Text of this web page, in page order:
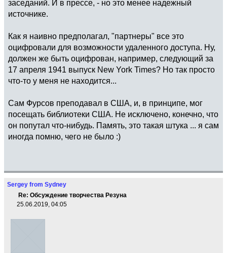
заседаний. И в прессе, - но это менее надежный
источнике.
Как я наивно предполагал, "партнеры" все это
оцифровали для возможности удаленного доступа. Ну,
должен же быть оцифрован, например, следующий за
17 апреля 1941 выпуск New York Times? Но так просто
что-то у меня не находится...
Сам Фурсов преподавал в США, и, в принципе, мог
посещать библиотеки США. Не исключено, конечно, что
он попутал что-нибудь. Память, это такая штука ... я сам
иногда помню, чего не было :)
Sergey from Sydney
Re: Обсуждение творчества Резуна
25.06.2019, 04:05